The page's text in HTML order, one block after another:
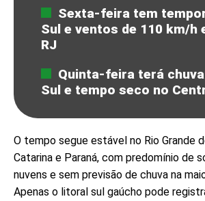
Sexta-feira tem
Sul e ventos de 110 km/h
RJ
Quinta-feira terá
Sul e tempo seco no
O tempo segue estável no Rio Grande
Catarina e Paraná, com predomínio de
nuvens e sem previsão de chuva na
Apenas o litoral sul gaúcho pode